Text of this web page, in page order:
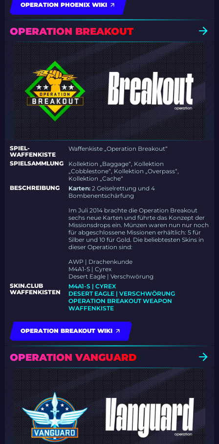
OPERATION PHOENIX WIKI
OPERATION BREAKOUT
SPIEL-
WAFFENKISTE
Waffenkiste „Operation Breakout“
SPIELSAMMLUNG
Kollektion „Baggage“, Kollektion
„Cobblestone“, Kollektion „Overpass“,
Kollektion „Cache“
BESCHREIBUNG
Karten: 2 Geiselrettung und 4
Bombenentschärfung
Im Juli 2014 brachte die Operation Breakout
sechs neue Karten und führte das Konzept der
Missionsdrops ein. Münzen waren nun nur noch
für abgeschlossene Missionen erhältlich: 5 für
Silber und 10 für Gold. Die beliebtesten Skins in
dieser Operation sind:
AWP | Drachenkunde
M4A1-S | Cyrex
Desert Eagle | Verschwörung
SKIN.CLUB
WAFFENKISTEN
M4A1-S | CYREX
DESERT EAGLE | VERSCHWÖRUNG
OPERATION BREAKOUT WEAPON
WAFFENKISTE
OPERATION BREAKOUT WIKI
OPERATION VANGUARD